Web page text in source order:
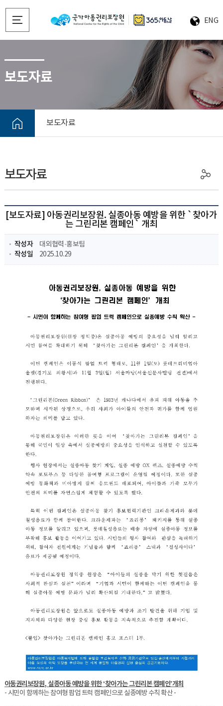
ENG
보도자료
보도자료
보도자료
[보도자료] 아동권리보장원. 실종아동 예방을 위한 `찾아가
는 그린리본 캠페인` 개최
작성자 대외협력·홍보팀​
작성일 2025.10.29
아동권리보장원, 실종아동 예방을 위한‘찾아가는 그린리본 캠페인’개최
- 시민이 함께하는 참여형 팝업 트럭 캠페인으로 실종예방 수칙 확산 -